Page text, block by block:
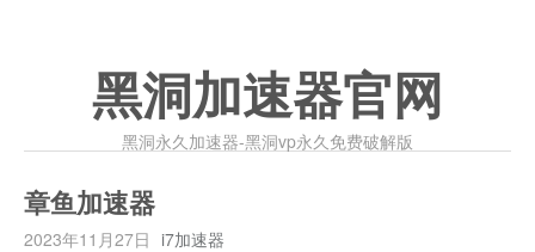
黑洞加速器官网
黑洞永久加速器-黑洞vp永久免费破解版
章鱼加速器
2023年11月27日 i7加速器